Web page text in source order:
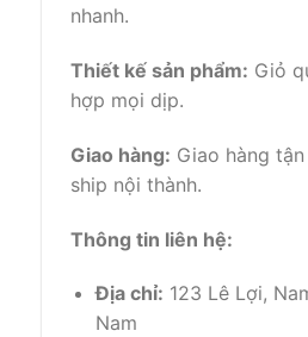
nhanh.
Thiết kế sản phẩm: Giỏ
hợp mọi dịp.
Giao hàng: Giao hàng
ship nội thành.
Thông tin liên hệ:
Địa chỉ: 123 Lê Lợi,
Nam